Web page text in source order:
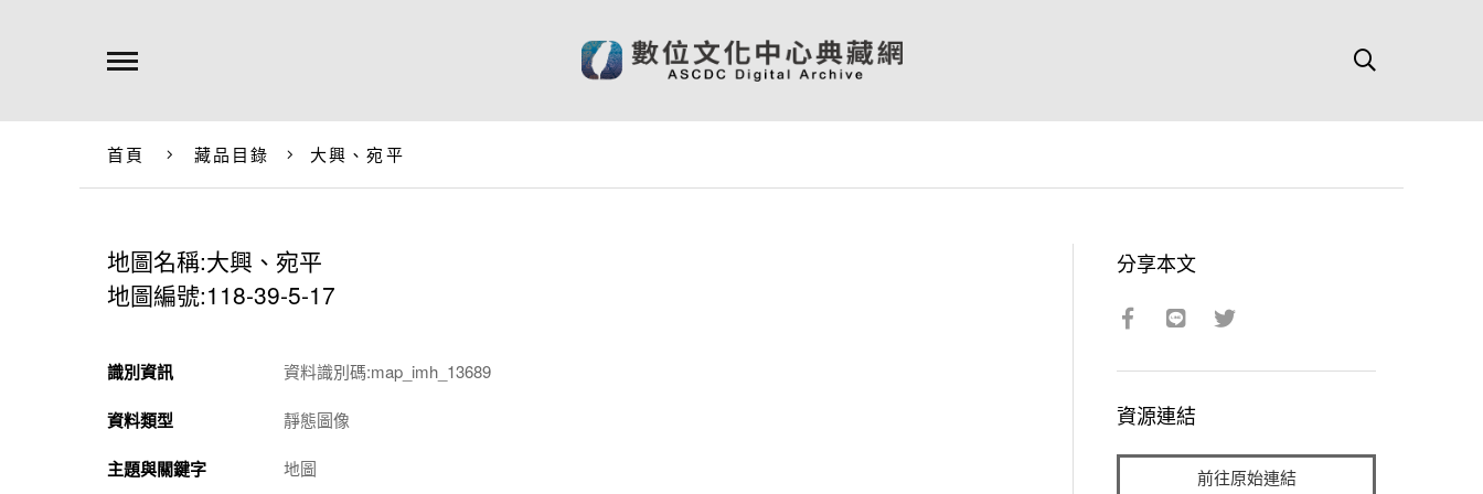
首頁 藏品目錄 大興、宛平
地圖名稱:大興、宛平
地圖編號:118-39-5-17
識別資訊 資料識別碼:map_imh_13689
資料類型 靜態圖像
主題與關鍵字 地圖
分享本文
資源連結
前往原始連結